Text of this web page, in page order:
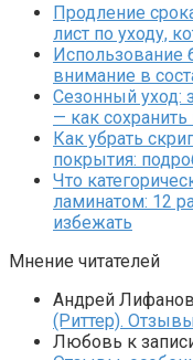
Продление
лист по уходу,
Использование
внимание в
Сезонный уход:
— как
Как убрать
покрытия:
Что
ламинатом: 12
избежать
Мнение читателей
Андрей Лифанов
(Риттер).
Любовь к